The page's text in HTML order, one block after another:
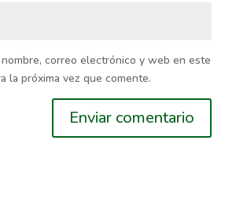
nombre, correo electrónico y web en este
la próxima vez que comente.